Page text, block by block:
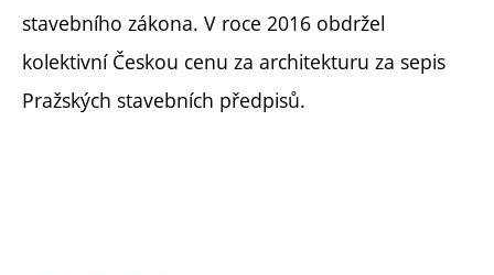
stavebního zákona. V roce 2016 obdržel
kolektivní Českou cenu za architekturu za sepis
Pražských stavebních předpisů.